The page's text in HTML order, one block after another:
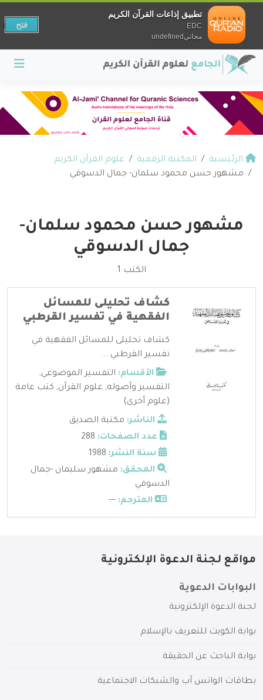
الرئيسية المكتبة الرقمية
علوم القرآن الكريم
مشهور حسن محمود سلمان- جمال الدسوقي
مشهور حسن محمود سلمان-
جمال الدسوقي
الكتب 1
كشاف تحليلى للمسائل
الفقهية في تفسير القرطبي
كشاف تحليلى للمسائل الفقهية في
تفسير القرطبي ...
الأقسام: التفسير الموضوعي,
التفسير وأصوله, علوم القرآن, كتب عامة
(علوم أخرى)
الناشر: مكتبة الصديق
عدد الصفحات:
سنة النشر:
المحقق: مشهور سليمان -جمال
الدسوقي
المترجم: ---
مواقع لجنة الدعوة الإلكترونية
البوابات الدعوية
لجنة الدعوة الإلكترونية
بوابة الكويت للتعريف بالإسلام
بوابة الباحث عن الحقيقة
بطاقات الواتس آب والشبكات الاجتماعية
تطبيق إذاعات القرآن الكريم
EDC
مجانيundefined
فتح